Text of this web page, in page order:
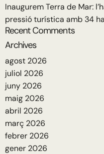
Inaugurem Terra de Mar:
pressió turística amb 34
Recent Comments
Archives
agost 2026
juliol 2026
juny 2026
maig 2026
abril 2026
març 2026
febrer 2026
gener 2026